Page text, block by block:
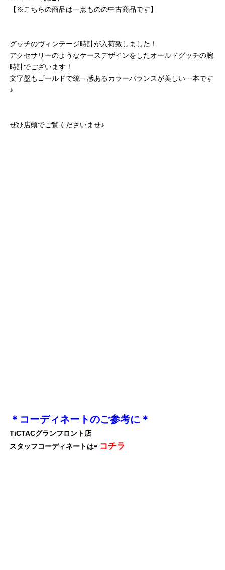
【※こちらの商品は一点ものの中古商品です】
グッチのヴィンテージ時計が入荷致しました！
アクセサリーのようなケースデザインをしたオールドグッチの腕
時計でございます！
文字盤もゴールドで統一感あるカラーバランスが美しい一本です
♪
ぜひ店頭でご覧くださいませ♪
＊コーディネートのご参考に＊
TiCTACグランフロント店
スタッフコーディネートは⇨ コチラ